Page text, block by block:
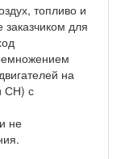
топливо и
для
на
СН) с
не